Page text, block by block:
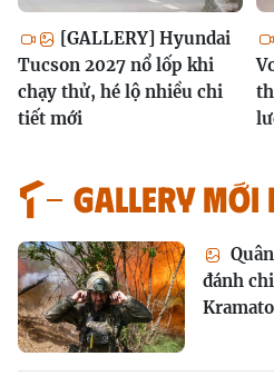
[GALLERY] Hyundai
Tucson 2027 nổ lốp khi
chạy thử, hé lộ nhiều chi
tiết mới
GALLERY MỚI
đánh